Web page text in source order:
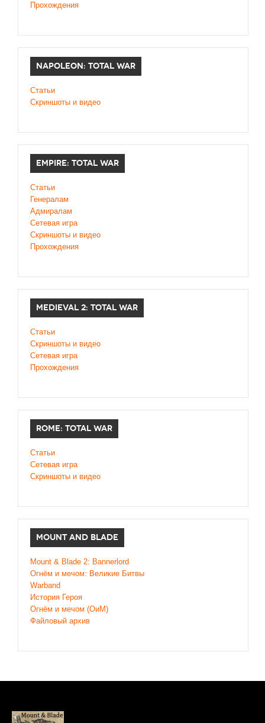
Прохождения
NAPOLEON: TOTAL WAR
Статьи
Скриншоты и видео
EMPIRE: TOTAL WAR
Статьи
Генералам
Адмиралам
Сетевая игра
Скриншоты и видео
Прохождения
MEDIEVAL 2: TOTAL WAR
Статьи
Скриншоты и видео
Сетевая игра
Прохождения
ROME: TOTAL WAR
Статьи
Сетевая игра
Скриншоты и видео
MOUNT AND BLADE
Mount & Blade 2: Bannerlord
Огнём и мечом: Великие Битвы
Warband
История Героя
Огнём и мечом (ОиМ)
Файловый архив